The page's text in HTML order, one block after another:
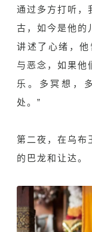
通过多方打听，
古，如今是他的
讲述了心绪，
与恶念，如果他
乐。多冥想，
处。”
第二夜，在乌布
的巴龙和让达。